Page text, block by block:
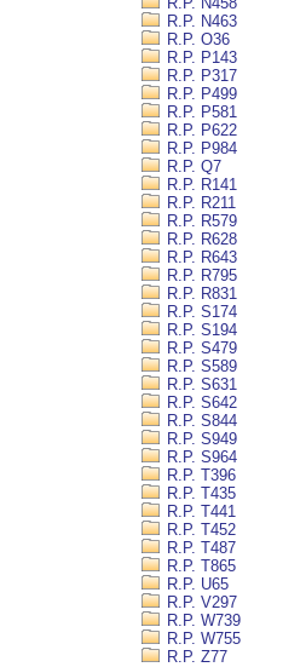
R.P. N463
R.P. O36
R.P. P143
R.P. P317
R.P. P499
R.P. P581
R.P. P622
R.P. P984
R.P. Q7
R.P. R141
R.P. R211
R.P. R579
R.P. R628
R.P. R643
R.P. R795
R.P. R831
R.P. S174
R.P. S194
R.P. S479
R.P. S589
R.P. S631
R.P. S642
R.P. S844
R.P. S949
R.P. S964
R.P. T396
R.P. T435
R.P. T441
R.P. T452
R.P. T487
R.P. T865
R.P. U65
R.P. V297
R.P. W739
R.P. W755
R.P. Z77